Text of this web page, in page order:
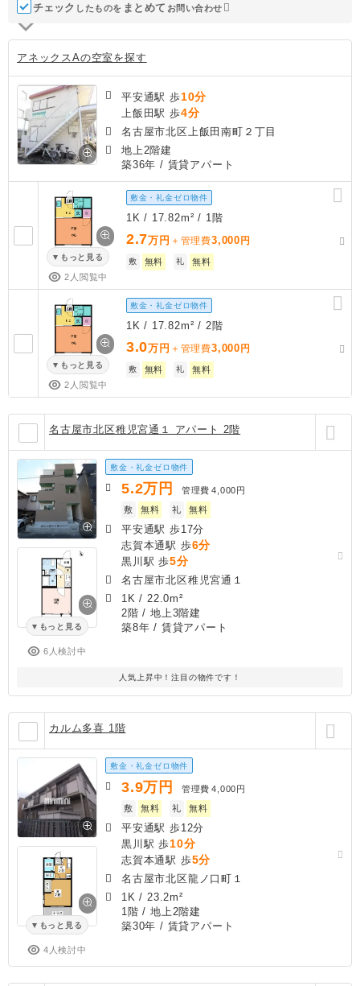
チェック したものを ま と めて お問い合わせ
アネックスAの空室を探す
平安通駅 歩10分
上飯田駅 歩4分
名古屋市北区上飯田南町２丁目
地上2階建
築36年 / 賃貸アパート
もっと見る
2人閲覧中
敷金・礼金ゼロ物件
1K / 17.82m² / 1階
2.7万円 ＋管理費3,000 円
敷 無料 礼 無料
もっと見る
2人閲覧中
敷金・礼金ゼロ物件
1K / 17.82m² / 2階
3.0万円 ＋管理費3,000 円
敷 無料 礼 無料
名古屋市北区稚児宮通１ アパート 2階
もっと見る
6人検討中
敷金・礼金ゼロ物件
5.2万円 管理費 4,000円
敷
無料 礼 無料
平安通駅 歩17分
志賀本通駅 歩6分
黒川駅 歩5分
名古屋市北区稚児宮通１
1K / 22.0m²
2階 / 地上3階建
築8年 / 賃貸アパート
人気上昇中！注目の物件です！
カルム多喜 1階
もっと見る
4人検討中
敷金・礼金ゼロ物件
3.9万円 管理費 4,000円
敷
無料 礼 無料
平安通駅 歩12分
黒川駅 歩10分
志賀本通駅 歩5分
名古屋市北区龍ノ口町１
1K / 23.2m²
1階 / 地上2階建
築30年 / 賃貸アパート